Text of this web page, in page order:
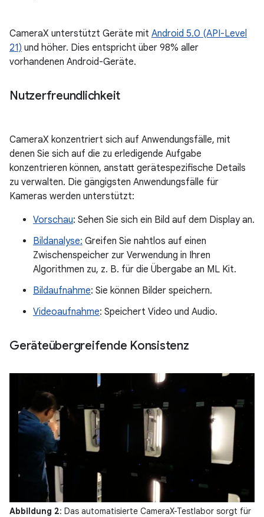
CameraX unterstützt Geräte mit Android 5.0 (API-Level
21) und höher. Dies entspricht über 98% aller
vorhandenen Android-Geräte.
Nutzerfreundlichkeit
CameraX konzentriert sich auf Anwendungsfälle, mit
denen Sie sich auf die zu erledigende Aufgabe
konzentrieren können, anstatt gerätespezifische Details
zu verwalten. Die gängigsten Anwendungsfälle für
Kameras werden unterstützt:
Vorschau: Sehen Sie sich ein Bild auf dem Display an.
Bildanalyse: Greifen Sie nahtlos auf einen
Zwischenspeicher zur Verwendung in Ihren
Algorithmen zu, z. B. für die Übergabe an ML Kit.
Bildaufnahme: Sie können Bilder speichern.
Videoaufnahme: Speichert Video und Audio.
Geräteübergreifende Konsistenz
Abbildung 2: Das automatisierte CameraX-Testlabor sorgt für